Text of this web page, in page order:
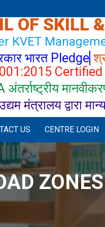
OF SKILL
KVET
भारत Pledge
Certified
मंत्रालय द्वारा
US CENTRE LOGIN